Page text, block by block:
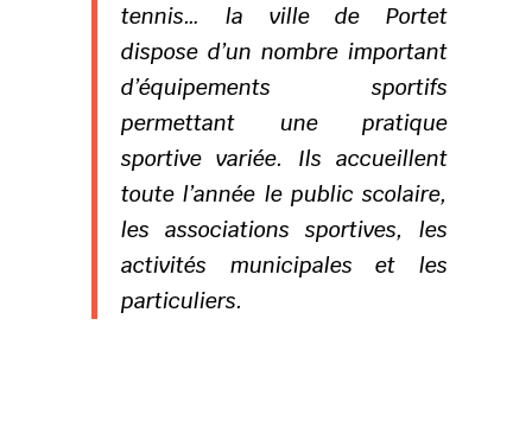
tennis… la ville de Portet
dispose d’un nombre important
d’équipements sportifs
permettant une pratique
sportive variée. Ils accueillent
toute l’année le public scolaire,
les associations sportives, les
activités municipales et les
particuliers.